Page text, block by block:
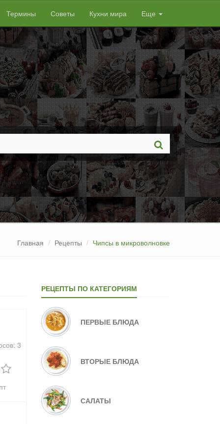
Термины Советы Кухни мира Еще
Главная Рецепты Чипсы в микроволновке
3
РЕЦЕПТЫ ПО КАТЕГОРИЯМ
ПЕРВЫЕ БЛЮДА
ВТОРЫЕ БЛЮДА
САЛАТЫ